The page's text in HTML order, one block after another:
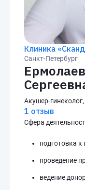
Клиника
Санкт-Петербург
Акушер-
1 отзыв
Сфера
подготовка
проведение
ведение